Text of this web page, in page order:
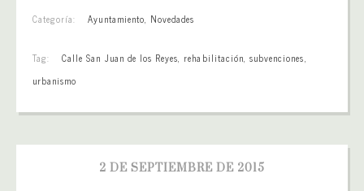
Categoría: Ayuntamiento, Novedades
Tag: Calle San Juan de los Reyes, rehabilitación,subvenciones,
urbanismo
2 DE SEPTIEMBRE DE 2015